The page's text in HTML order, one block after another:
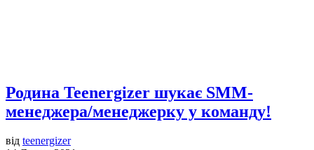
Родина Teenergizer шукає SMM-
менеджера/менеджерку у команду!
від teenergizer